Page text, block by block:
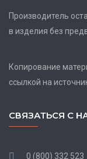
Производитель
в изделия без
Копирование
ссылкой на
СВЯЗАТЬСЯ С
0 (800) 332 523